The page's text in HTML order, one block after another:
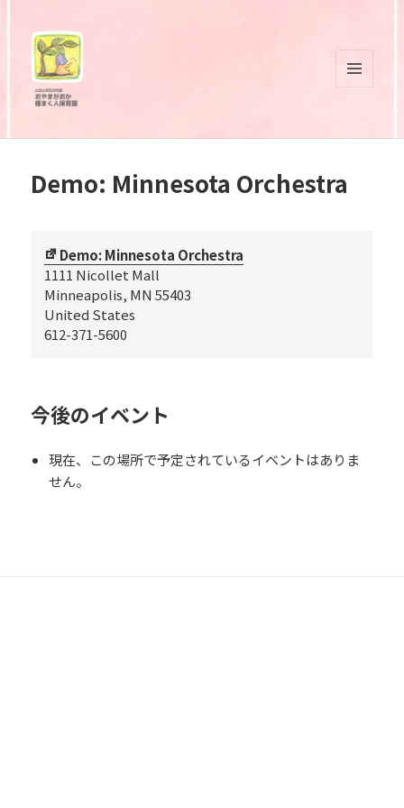
ット
Demo: Minnesota Orchestra
Demo: Minnesota Orchestra
1111 Nicollet Mall
Minneapolis, MN 55403
United States
612-371-5600
今後のイベント
現在、この場所で予定されているイベントはありま
せん。